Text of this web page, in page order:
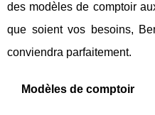
des modèles de comptoir
que soient vos besoins,
conviendra parfaitement.
Modèles de comptoir